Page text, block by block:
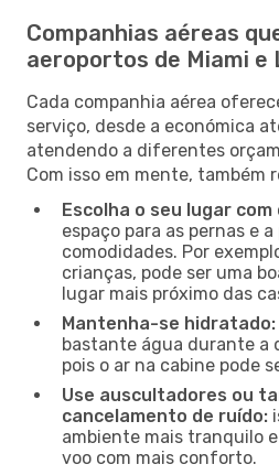
Companhias aéreas
aeroportos de Miami e
Cada companhia aérea
serviço, desde a económica
atendendo a diferentes
Com isso em mente, também
Escolha o seu lugar com
espaço para as pernas e
comodidades. Por
crianças, pode ser uma
lugar mais próximo das
Mantenha-se hidratado:
bastante água durante a
pois o ar na cabine pode
Use auscultadores ou
cancelamento de ruído:
ambiente mais tranquilo
voo com mais conforto.